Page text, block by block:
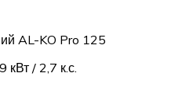
AL-KO Pro 125
кВт / 2,7 к.с.